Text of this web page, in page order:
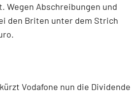
Wegen Abschreibungen und
den Briten unter dem Strich
Vodafone nun die Dividende